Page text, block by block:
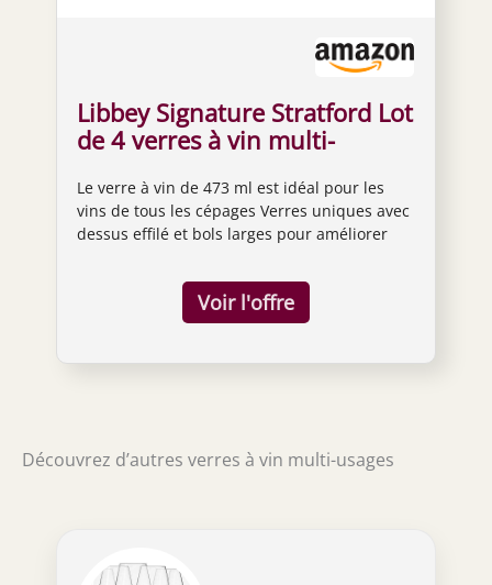
Libbey Signature Stratford Lot
de 4 verres à vin multi-
Le verre à vin de 473 ml est idéal pour les
vins de tous les cépages Verres uniques avec
dessus effilé et bols larges pour améliorer
confortable vous permet de tourbillonner
sans vous soucier des déversements Tige
tirée sans couture et pied plat raffiné pour
Découvrez d’autres verres à vin multi-usages